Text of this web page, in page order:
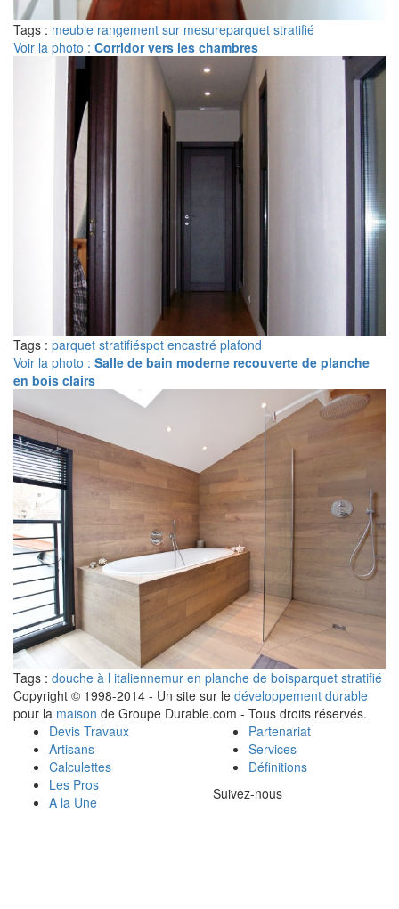
Tags : meuble rangement sur mesureparquet stratifié
Voir la photo : Corridor vers les chambres
Tags : parquet stratifiéspot encastré plafond
Voir la photo : Salle de bain moderne recouverte de planche
en bois clairs
Tags : douche à l italiennemur en planche de boisparquet stratifié
Copyright © 1998-2014 - Un site sur le développement durable
pour la maison de Groupe Durable.com - Tous droits réservés.
Devis Travaux
Artisans
Calculettes
Les Pros
A la Une
Partenariat
Services
Définitions
Suivez-nous